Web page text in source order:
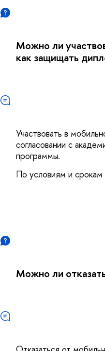
Можно ли
как защищать
Участвовать в
согласовании с
программы.
По условиям и
Можно ли